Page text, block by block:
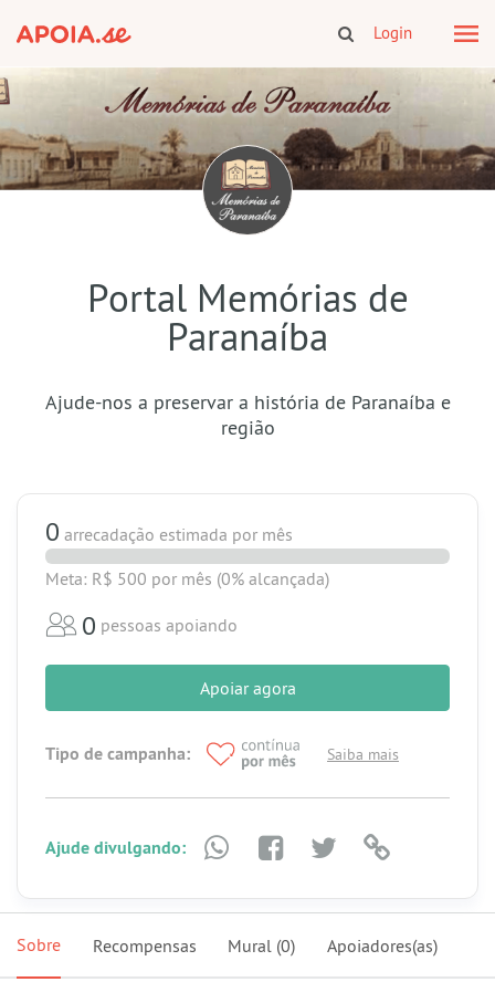
Login
Portal Memórias de
Paranaíba
Ajude-nos a preservar a história de Paranaíba e
região
0 arrecadação estimada por mês
Meta: R$ 500 por mês (0% alcançada)
0 pessoas apoiando
Apoiar agora
Tipo de campanha: Saiba mais
Ajude divulgando:
Sobre Recompensas Mural (0) Apoiadores(as)